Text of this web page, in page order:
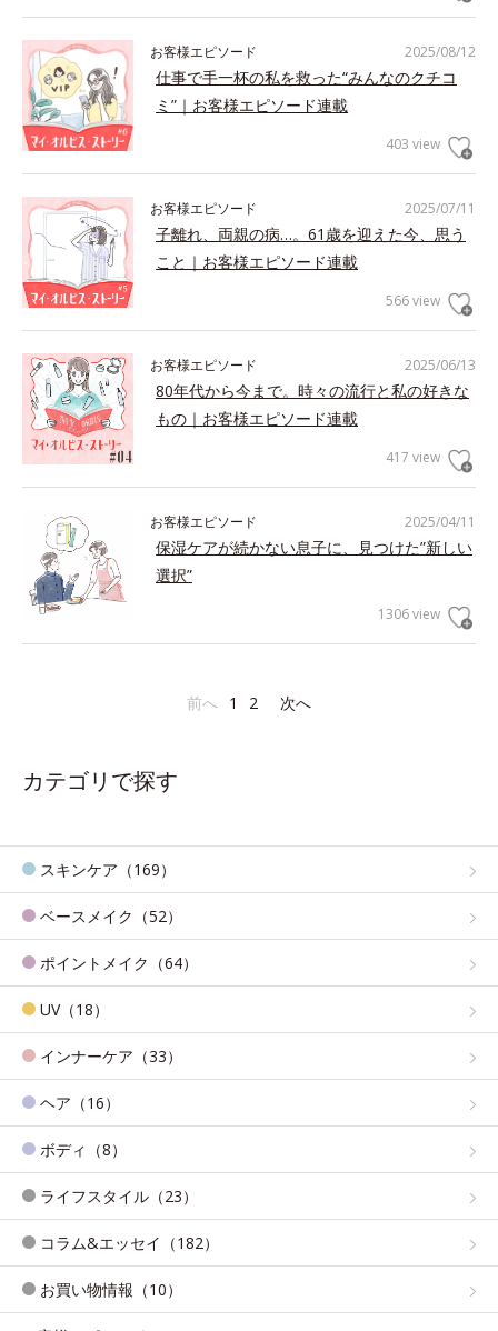
2025/08/12
お客様エピソード
仕事で手一杯の私を救った“みんなのクチコ
ミ”｜お客様エピソード連載
403 view
2025/07/11
お客様エピソード
子離れ、両親の病…。61歳を迎えた今、思う
こと｜お客様エピソード連載
566 view
2025/06/13
お客様エピソード
80年代から今まで。時々の流行と私の好きな
もの｜お客様エピソード連載
417 view
2025/04/11
お客様エピソード
保湿ケアが続かない息子に、見つけた”新しい
選択”
1306 view
前へ 1 2 次へ
カテゴリで探す
スキンケア（169）
ベースメイク（52）
ポイントメイク（64）
UV（18）
インナーケア（33）
ヘア（16）
ボディ（8）
ライフスタイル（23）
コラム&エッセイ（182）
お買い物情報（10）